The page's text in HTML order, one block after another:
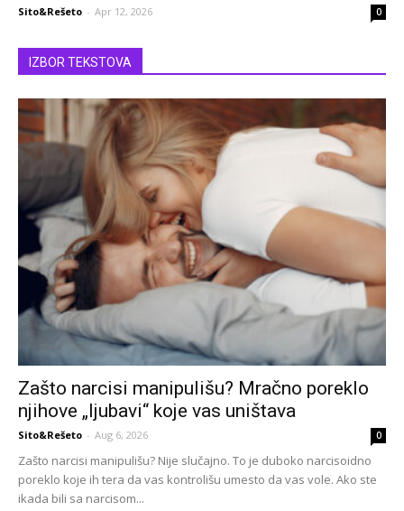
Sito&Rešeto - Apr 12, 2026 0
IZBOR TEKSTOVA
Zašto narcisi manipulišu? Mračno poreklo
njihove „ljubavi“ koje vas uništava
Sito&Rešeto - Aug 6, 2026 0
Zašto narcisi manipulišu? Nije slučajno. To je duboko narcisoidno
poreklo koje ih tera da vas kontrolišu umesto da vas vole. Ako ste
ikada bili sa narcisom...